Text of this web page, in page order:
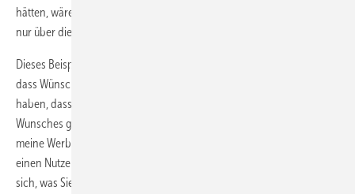
hätten, wären Sie jetzt zu Hause.“ Die Firma soll die gesamte Nachfrage
nur über diese beiden Schilder aufgebaut haben.
Dieses Beispiel zeigt, wie wichtig es ist, die Texte so zu formulieren,
dass Wünsche geweckt werden. Interessenten müssen das Gefühl
haben, dass ihnen die Lösung eines Problems oder die Erfüllung eines
Wunsches geboten wird. Fragen Sie sich selbst: „Werde ich durch
meine Werbemaßnahme einen Wettbewerbsvorteil vermitteln oder
einen Nutzen für die Kunden darstellen? Oder anders: Überlegen Sie
sich, was Sie sagen müssen, damit Interessenten anhalten und sich